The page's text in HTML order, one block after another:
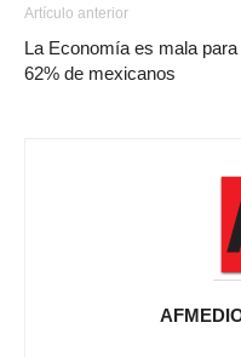
Artículo anterior
La Economía es mala para
62% de mexicanos